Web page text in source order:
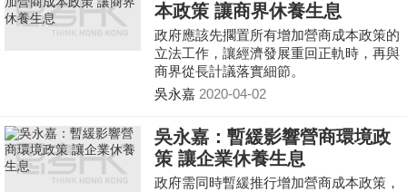
本政策 讓商界休養生息
政府應該先擱置所有增加營商成本政策的
立法工作，讓經濟發展重回正軌時，再與
商界從長計議落實細節。
吳永嘉 2020-04-02
吳永嘉：暫緩影響營商環境政
策 讓企業休養生息
政府需同時暫緩推行增加營商成本政策，